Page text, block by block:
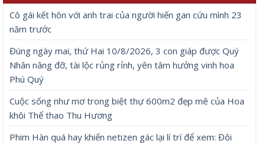
Cô gái kết hôn với anh trai của người hiến gan cứu mình 23
năm trước
Đúng ngày mai, thứ Hai 10/8/2026, 3 con giáp được Quý
Nhân nâng đỡ, tài lộc rủng rỉnh, yên tâm hưởng vinh hoa
Phú Quý
Cuộc sống như mơ trong biệt thự 600m2 đẹp mê của Hoa
khôi Thể thao Thu Hương
Phim Hàn quá hay khiến netizen gác lại lí trí để xem: Đôi